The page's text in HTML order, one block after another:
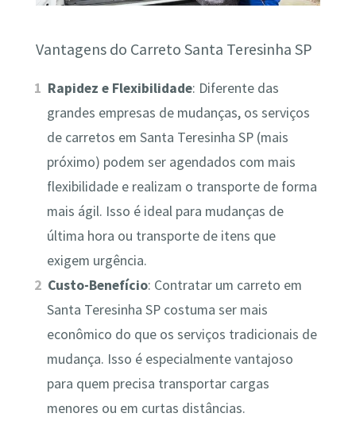
Vantagens do Carreto Santa Teresinha SP
Rapidez e Flexibilidade: Diferente das
grandes empresas de mudanças, os serviços
de carretos em Santa Teresinha SP (mais
próximo) podem ser agendados com mais
flexibilidade e realizam o transporte de forma
mais ágil. Isso é ideal para mudanças de
última hora ou transporte de itens que
exigem urgência.
Custo-Benefício: Contratar um carreto em
Santa Teresinha SP costuma ser mais
econômico do que os serviços tradicionais de
mudança. Isso é especialmente vantajoso
para quem precisa transportar cargas
menores ou em curtas distâncias.